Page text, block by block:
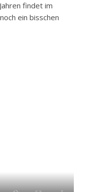
findet im
ein bisschen